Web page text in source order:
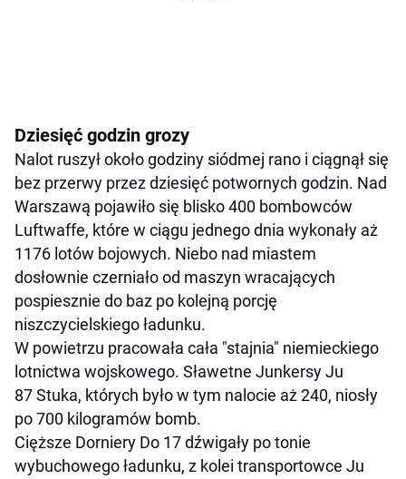
Dziesięć godzin grozy
Nalot ruszył około godziny siódmej rano i ciągnął się
bez przerwy przez dziesięć potwornych godzin. Nad
Warszawą pojawiło się blisko 400 bombowców
Luftwaffe, które w ciągu jednego dnia wykonały aż
1176 lotów bojowych. Niebo nad miastem
dosłownie czerniało od maszyn wracających
pospiesznie do baz po kolejną porcję
niszczycielskiego ładunku.
W powietrzu pracowała cała "stajnia" niemieckiego
lotnictwa wojskowego. Sławetne Junkersy Ju
87 Stuka, których było w tym nalocie aż 240, niosły
po 700 kilogramów bomb.
Cięższe Dorniery Do 17 dźwigały po tonie
wybuchowego ładunku, z kolei transportowce Ju